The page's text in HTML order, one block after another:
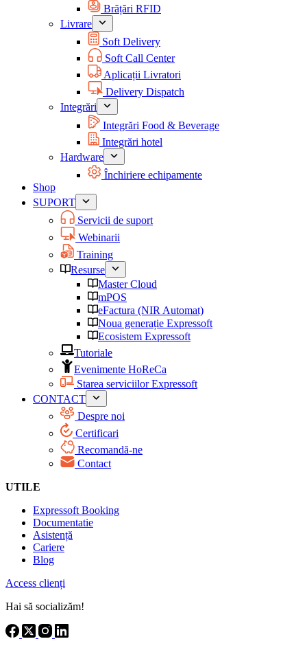
Brățări RFID
Livrare
Soft Delivery
Soft Call Center
Aplicații Livratori
Delivery Dispatch
Integrări
Integrări Food & Beverage
Integrări hotel
Hardware
Închiriere echipamente
Shop
SUPORT
Servicii de suport
Webinarii
Training
Resurse
Master Cloud
mPOS
eFactura (NIR Automat)
Noua generație Expressoft
Ecosistem Expressoft
Tutoriale
Evenimente HoReCa
Starea serviciilor Expressoft
CONTACT
Despre noi
Certificari
Recomandă-ne
Contact
UTILE
Expressoft Booking
Documentatie
Asistență
Cariere
Blog
Access clienți
Hai să socializăm!